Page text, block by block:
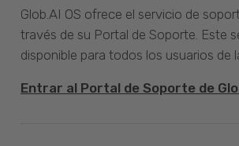
Glob.AI OS ofrece el servicio de
través de su Portal de Soporte. Este
disponible para todos los usuarios de
Entrar al Portal de Soporte de